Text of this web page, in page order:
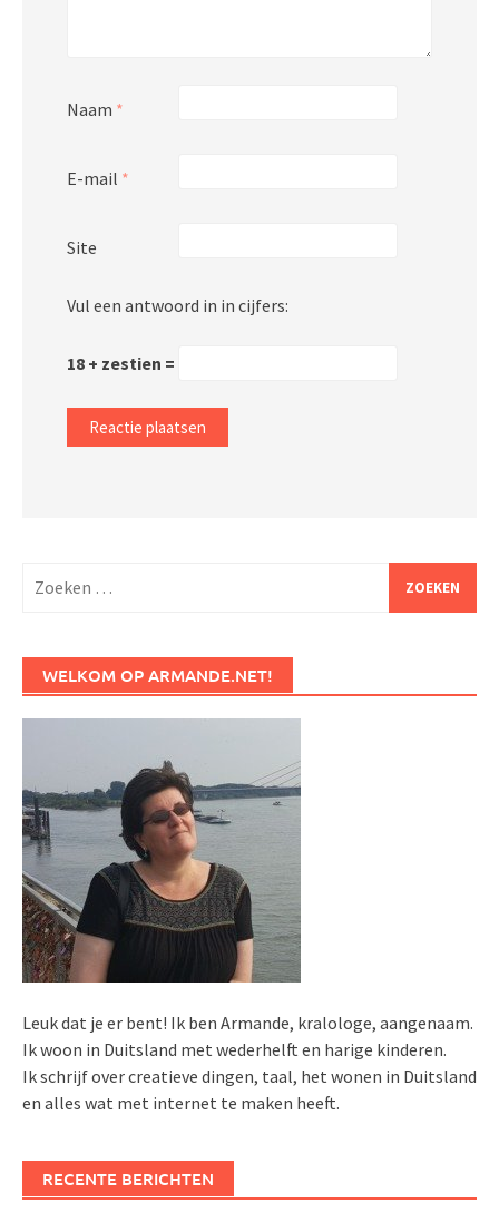
Naam *
E-mail *
Site
Vul een antwoord in in cijfers:
18 + zestien =
naar:
WELKOM OP ARMANDE.NET!
Leuk dat je er bent! Ik ben Armande, kralologe, aangenaam.
Ik woon in Duitsland met wederhelft en harige kinderen.
Ik schrijf over creatieve dingen, taal, het wonen in Duitsland
en alles wat met internet te maken heeft.
RECENTE BERICHTEN